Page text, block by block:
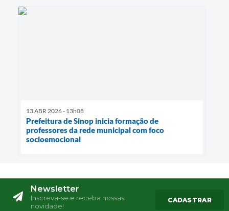
13 ABR 2026 - 13h08
Prefeitura de Sinop inicia formação de
professores da rede municipal com foco
socioemocional
Newsletter
Inscreva-se e receba nossas
novidade!
CADASTRAR